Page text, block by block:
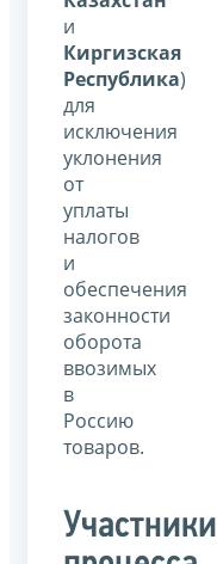
и
Киргизская
Республика)
для
исключения
уклонения
от
уплаты
налогов
и
обеспечения
законности
оборота
ввозимых
в
Россию
товаров.
Участники